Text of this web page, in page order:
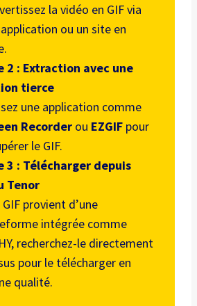
la vidéo en GIF via
ou un site en
2 : Extraction avec une
tierce
une application comme
Recorder ou EZGIF pour
le GIF.
3 : Télécharger depuis
Tenor
GIF provient d’une
intégrée comme
recherchez-le directement
pour le télécharger en
qualité.